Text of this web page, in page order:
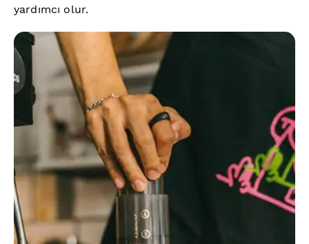
yardımcı olur.